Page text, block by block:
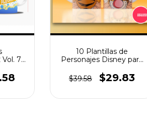
7
10 Plantillas de
Personajes Disney para
$39.58
$29.83